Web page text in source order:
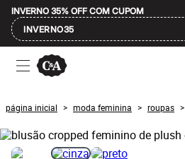
INVERNO 35% OFF COM CUPOM
INVERNO35
Ofertas
Compre por Departamento
Masculino
Infantil
Calçados
Mindse7
Plus Size
página inicial > moda feminina > roupas >